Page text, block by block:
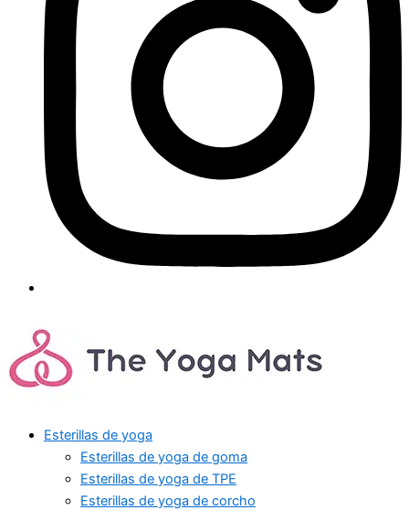
Esterillas de yoga
Esterillas de yoga de goma
Esterillas de yoga de TPE
Esterillas de yoga de corcho